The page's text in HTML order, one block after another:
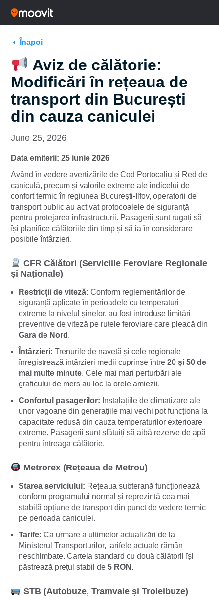
Înapoi
Aviz de călătorie:
Modificări în rețeaua de
transport din București
din cauza caniculei
June 25, 2026
Data emiterii: 25 iunie 2026
Având în vedere avertizările de Cod Portocaliu și Red de
caniculă, precum și valorile extreme ale indicelui de
confort termic în regiunea București-Ilfov, operatorii de
transport public au activat protocoalele de siguranță
pentru protejarea infrastructurii. Pasagerii sunt rugați să
își planifice călătoriile din timp și să ia în considerare
posibile întârzieri.
CFR Călători (Serviciile Feroviare Regionale
și Naționale)
Restricții de viteză: Conform reglementărilor de
siguranță aplicate în perioadele cu temperaturi
extreme la nivelul șinelor, au fost introduse limitări
preventive de viteză pe rutele feroviare care pleacă din
Gara de Nord .
Întârzieri: Trenurile de navetă și cele regionale
înregistrează întârzieri medii cuprinse între 20 și 50 de
mai multe minute. Cele mai mari perturbări ale
graficului de mers au loc la orele amiezii.
Confortul pasagerilor: Instalațiile de climatizare ale
unor vagoane din generațiile mai vechi pot funcționa la
capacitate redusă din cauza temperaturilor exterioare
extreme. Pasagerii sunt sfătuiți să aibă rezerve de apă
pentru întreaga călătorie.
Metrorex (Rețeaua de Metrou)
Starea serviciului: Rețeaua subterană funcționează
conform programului normal și reprezintă cea mai
stabilă opțiune de transport din punct de vedere termic
pe perioada caniculei.
Tarife: Ca urmare a ultimelor actualizări de la
Ministerul Transporturilor, tarifele actuale rămân
neschimbate. Cartela standard cu două călătorii își
păstrează prețul stabil de 5 RON .
STB (Autobuze, Tramvaie și Troleibuze)